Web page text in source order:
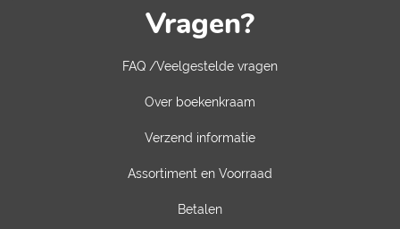
Vragen?
FAQ /Veelgestelde vragen
Over boekenkraam
Verzend informatie
Assortiment en Voorraad
Betalen